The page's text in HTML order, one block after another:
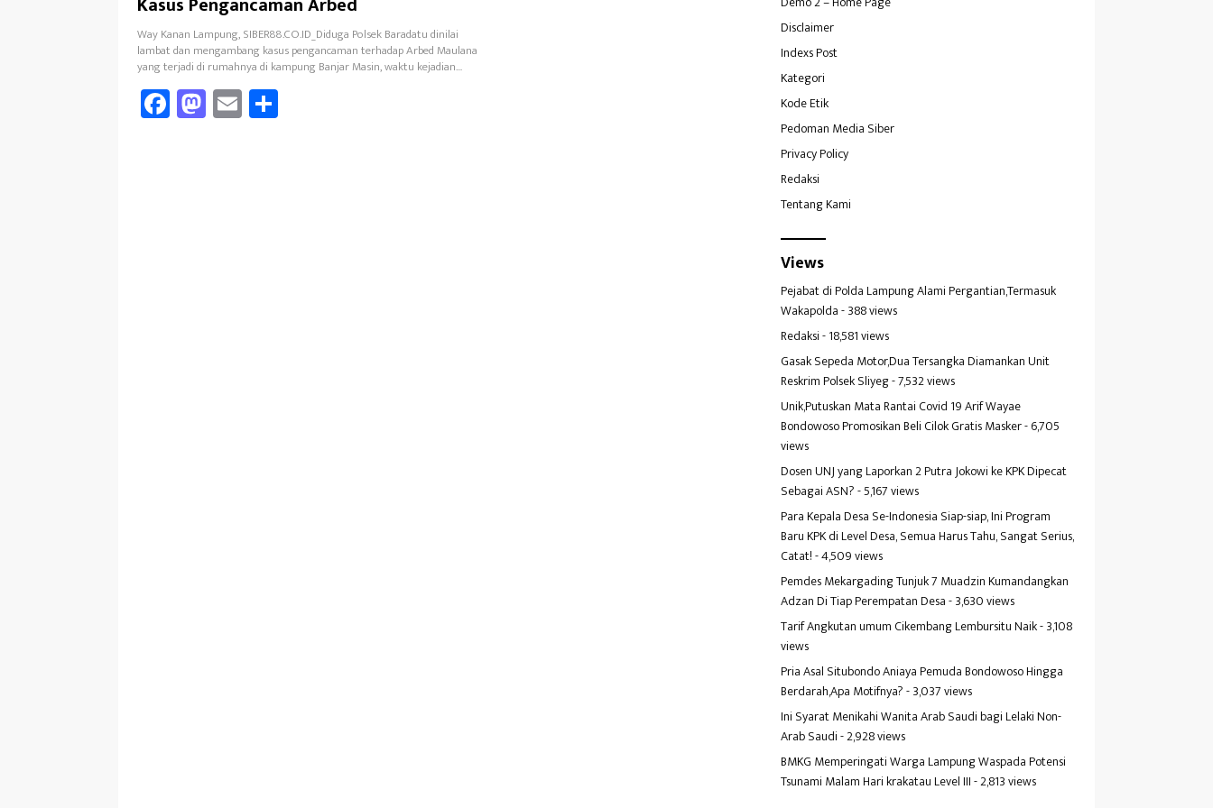
Way Kanan Lampung, SIBER88.CO.ID_Diduga Polsek Baradatu dinilai
lambat dan mengambang kasus pengancaman terhadap Arbed Maulana
yang terjadi di rumahnya di kampung Banjar Masin, waktu kejadian…
Fa
ce
M
as
E
m
Disclaimer
Indexs Post
Kategori
Kode Etik
Pedoman Media Siber
Privacy Policy
Redaksi
Tentang Kami
Views
Pejabat di Polda Lampung Alami Pergantian,Termasuk
Wakapolda- 388 views
Redaksi- 18,581 views
Gasak Sepeda Motor,Dua Tersangka Diamankan Unit
Reskrim Polsek Sliyeg- 7,532 views
Unik,Putuskan Mata Rantai Covid 19 Arif Wayae
Bondowoso Promosikan Beli Cilok Gratis Masker- 6,705
views
Dosen UNJ yang Laporkan 2 Putra Jokowi ke KPK Dipecat
Sebagai ASN?- 5,167 views
Para Kepala Desa Se-Indonesia Siap-siap, Ini Program
Baru KPK di Level Desa, Semua Harus Tahu, Sangat Serius,
Catat!- 4,509 views
Pemdes Mekargading Tunjuk 7 Muadzin Kumandangkan
Adzan Di Tiap Perempatan Desa- 3,630 views
Tarif Angkutan umum Cikembang Lembursitu Naik- 3,108
views
Pria Asal Situbondo Aniaya Pemuda Bondowoso Hingga
Berdarah,Apa Motifnya?- 3,037 views
Ini Syarat Menikahi Wanita Arab Saudi bagi Lelaki Non-
Arab Saudi- 2,928 views
BMKG Memperingati Warga Lampung Waspada Potensi
Tsunami Malam Hari krakatau Level III- 2,813 views